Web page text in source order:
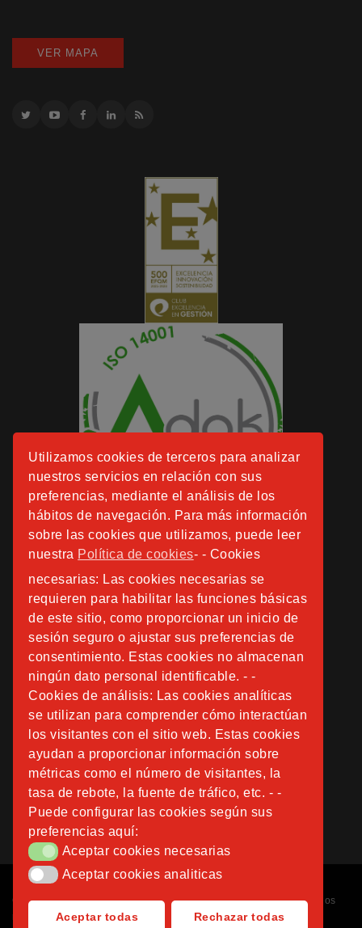
Utilizamos cookies de terceros para analizar
nuestros servicios en relación con sus
preferencias, mediante el análisis de los
hábitos de navegación. Para más información
sobre las cookies que utilizamos, puede leer
nuestra Política de cookies- - Cookies
necesarias: Las cookies necesarias se
requieren para habilitar las funciones básicas
de este sitio, como proporcionar un inicio de
sesión seguro o ajustar sus preferencias de
consentimiento. Estas cookies no almacenan
ningún dato personal identificable. - -
Cookies de análisis: Las cookies analíticas
se utilizan para comprender cómo interactúan
los visitantes con el sitio web. Estas cookies
ayudan a proporcionar información sobre
métricas como el número de visitantes, la
tasa de rebote, la fuente de tráfico, etc. - -
Puede configurar las cookies según sus
preferencias aquí:
Aceptar cookies necesarias
Aceptar cookies necesarias
Aceptar cookies analiticas
Aceptar cookies analiticas
Aceptar todas Rechazar todas
VER MAPA
Copyright © 2026Fundación Instituto San José. Todos los derechos
reservados.